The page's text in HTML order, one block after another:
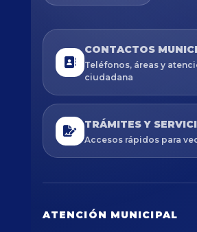
CONTACTOS
Teléfonos, áreas y
ciudadana
TRÁMITES Y
Accesos rápidos para
ATENCIÓN MUNICIPAL